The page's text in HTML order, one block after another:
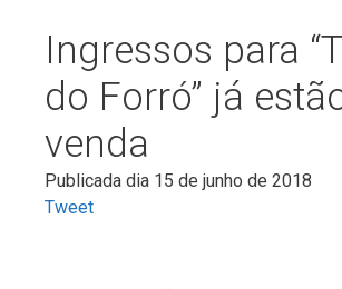
Ingressos para
do Forró” já
venda
Publicada dia 15 de junho de 2018
Tweet